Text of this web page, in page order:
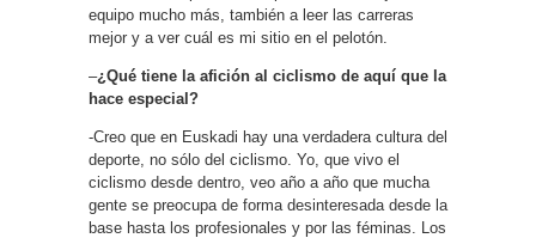
equipo mucho más, también a leer las carreras
mejor y a ver cuál es mi sitio en el pelotón.
–¿Qué tiene la afición al ciclismo de aquí que la
hace especial?
-Creo que en Euskadi hay una verdadera cultura del
deporte, no sólo del ciclismo. Yo, que vivo el
ciclismo desde dentro, veo año a año que mucha
gente se preocupa de forma desinteresada desde la
base hasta los profesionales y por las féminas. Los